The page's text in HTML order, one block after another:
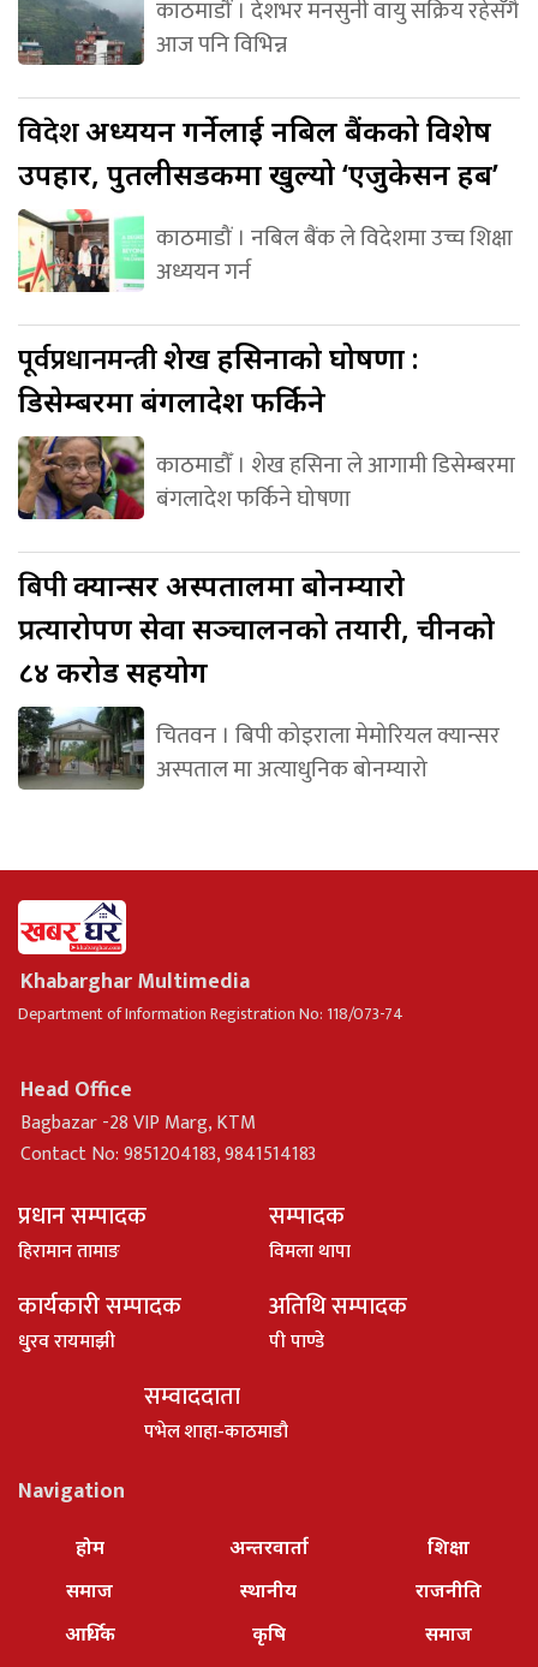
काठमाडौं । देशभर मनसुनी वायु सक्रिय रहेसँगै
आज पनि विभिन्न
विदेशअध्ययन गर्नेलाई नबिल बैंकको विशेष
उपहार, पुतलीसडकमा खुल्यो ‘एजुकेसन हब’
काठमाडौं । नबिल बैंक ले विदेशमा उच्च शिक्षा
अध्ययन गर्न
पूर्वप्रधानमन्त्रीशेख हसिनाको घोषणा :
डिसेम्बरमा बंगलादेश फर्किने
काठमाडौँ । शेख हसिना ले आगामी डिसेम्बरमा
बंगलादेश फर्किने घोषणा
बिपीक्यान्सर अस्पतालमा बोनम्यारो
प्रत्यारोपण सेवा सञ्चालनको तयारी, चीनको
८४ करोड सहयोग
चितवन । बिपी कोइराला मेमोरियल क्यान्सर
अस्पताल मा अत्याधुनिक बोनम्यारो
Khabarghar Multimedia
Department of Information Registration No: 118/073-74
Head Office
Bagbazar -28 VIP Marg, KTM
Contact No: 9851204183, 9841514183
प्रधान सम्पादक
हिरामान तामाङ
सम्पादक
विमला थापा
कार्यकारी सम्पादक
धु्रव रायमाझी
अतिथि सम्पादक
पी पाण्डे
सम्वाददाता
पभेल शाहा-काठमाडौ
Navigation
होम
समाज
आर्थिक
अन्तरवार्ता
स्थानीय
कृषि
शिक्षा
राजनीति
समाज